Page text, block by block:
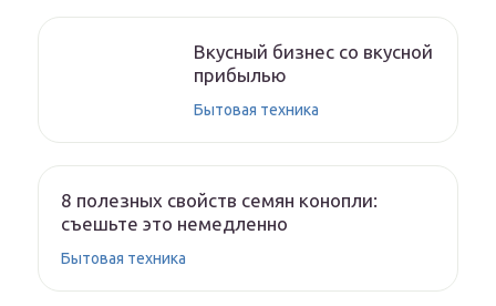
Вкусный бизнес со вкусной
прибылью
Бытовая техника
8 полезных свойств семян конопли:
съешьте это немедленно
Бытовая техника